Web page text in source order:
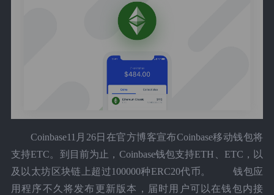
Coinbase11月26日在官方博客宣布Coinbase移动钱包将
支持ETC。到目前为止，Coinbase钱包支持ETH、ETC，以
及以太坊区块链上超过100000种ERC20代币。
钱包应
用程序不久将发布更新版本，届时用户可以在钱包内接